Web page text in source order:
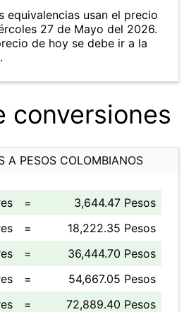
equivalencias usan el precio
27 de Mayo del 2026.
de hoy se debe ir a la
.
conversiones
A PESOS COLOMBIANOS
=
3,644.47 Pesos
=
18,222.35 Pesos
=
36,444.70 Pesos
=
54,667.05 Pesos
=
72,889.40 Pesos